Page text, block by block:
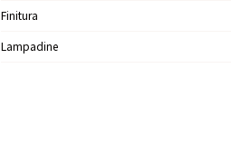
Finitura
Lampadine